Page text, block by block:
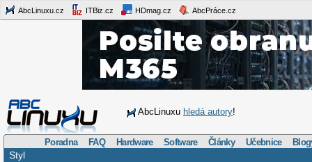
AbcLinuxu.cz ITBiz.cz HDmag.cz AbcPráce.cz
AbcLinuxu hledá autory!
Poradna FAQ Hardware Software Články Učebnice
Styl